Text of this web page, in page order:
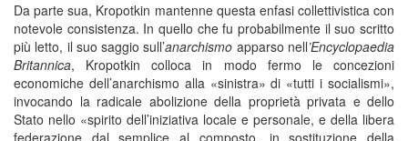
Da parte sua, Kropotkin mantenne questa enfasi collettivistica con
notevole consistenza. In quello che fu probabilmente il suo scritto
più letto, il suo saggio sull’anarchismo apparso nell’Encyclopaedia
Britannica, Kropotkin colloca in modo fermo le concezioni
economiche dell’anarchismo alla «sinistra» di «tutti i socialismi»,
invocando la radicale abolizione della proprietà privata e dello
Stato nello «spirito dell’iniziativa locale e personale, e della libera